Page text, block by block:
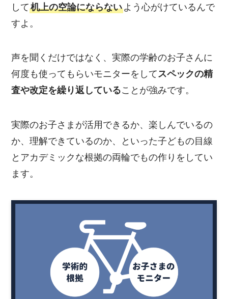
して机上の空論にならないよう心がけているんで
すよ。
声を聞くだけではなく、実際の学齢のお子さんに
何度も使ってもらいモニターをしてスペックの精
査や改定を繰り返していることが強みです。
実際のお子さまが活用できるか、楽しんでいるの
か、理解できているのか、といった子どもの目線
とアカデミックな根拠の両輪でもの作りをしてい
ます。